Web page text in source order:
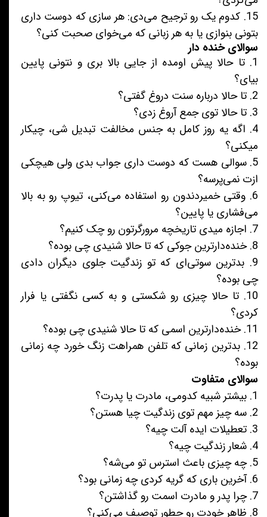
15. کدوم یک رو ترجیح می‌دی: هر سازی که دوست داری
بتونی بنوازی یا به هر زبانی که می‌خوای صحبت کنی؟
سوالای خنده دار
1. تا حالا پیش اومده از جایی بالا بری و نتونی پایین
بیای؟
2. تا حالا درباره سنت دروغ گفتی؟
3. تا حالا توی جمع آروغ زدی؟
4. اگه یه روز کامل به جنس مخالفت تبدیل شی، چیکار
میکنی؟
5. سوالی هست که دوست داری جواب بدی ولی هیچکی
ازت نمی‌پرسه؟
6. وقتی خمیردندون رو استفاده می‌کنی، تیوپ رو به بالا
می‌فشاری یا پایین؟
7. اجازه میدی تاریخچه مرورگرتون رو چک کنیم؟
8. خنده‌دارترین جوکی که تا حالا شنیدی چی بوده؟
9. بدترین سوتی‌ای که تو زندگیت جلوی دیگران دادی
چی بوده؟
10. تا حالا چیزی رو شکستی و به کسی نگفتی یا فرار
کردی؟
11. خنده‌دارترین اسمی که تا حالا شنیدی چی بوده؟
12. بدترین زمانی که تلفن همراهت زنگ خورد چه زمانی
بوده؟
سوالای متفاوت
1. بیشتر شبیه کدومی، مادرت یا پدرت؟
2. سه چیز مهم توی زندگیت چیا هستن؟
3. تعطیلات ایده آلت چیه؟
4. شعار زندگیت چیه؟
5. چه چیزی باعث استرس تو می‌شه؟
6. آخرین باری که گریه کردی چه زمانی بود؟
7. چرا پدر و مادرت اسمت رو گذاشتن؟
8. ظاهر خودت رو چطور توصیف می‌کنی؟